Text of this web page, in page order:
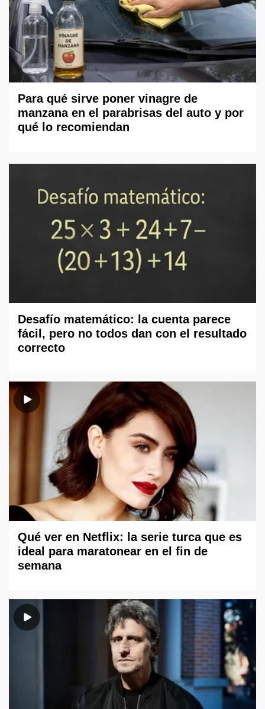
Para qué sirve poner vinagre de
manzana en el parabrisas del auto y por
qué lo recomiendan
Desafío matemático: la cuenta parece
fácil, pero no todos dan con el resultado
correcto
Qué ver en Netflix: la serie turca que es
ideal para maratonear en el fin de
semana